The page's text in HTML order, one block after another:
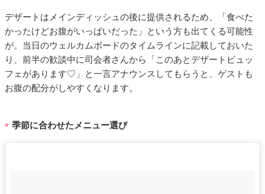
デザートはメインディッシュの後に提供されるため、「食べた
かったけどお腹がいっぱいだった」という方も出てくる可能性
が。当日のウェルカムボードのタイムラインに記載しておいた
り、前半の歓談中に司会者さんから「このあとデザートビュッ
フェがあります♡」と一言アナウンスしてもらうと、ゲストも
お腹の配分がしやすくなります。
■ 季節に合わせたメニュー選び